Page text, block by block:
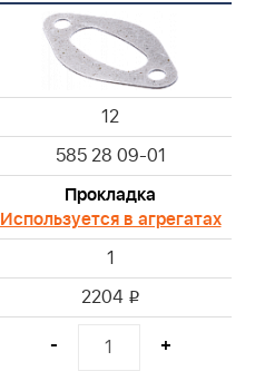
12
585 28 09-01
Прокладка
Используется в агрегатах
1
2204 i
- +